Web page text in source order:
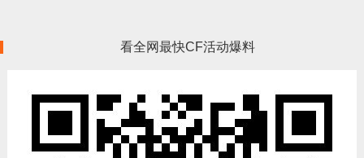
看全网最快CF活动爆料